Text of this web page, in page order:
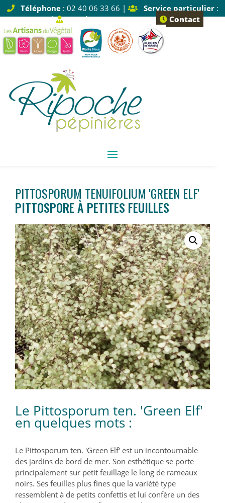
Téléphone: 02 40 06 33 66 | Service particulier:
Tapez 1 |
Service pro: Tapez 2 Contact
PITTOSPORUM TENUIFOLIUM 'GREEN ELF'
PITTOSPORE À PETITES FEUILLES
Le Pittosporum ten. 'Green Elf'
en quelques mots :
Le Pittosporum ten. 'Green Elf' est un incontournable
des jardins de bord de mer. Son esthétique se porte
principalement sur petit feuillage le long de rameaux
noirs. Ses feuilles plus fines que la variété type
ressemblent à de petits confettis et lui confère un des